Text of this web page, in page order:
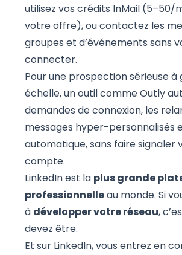
utilisez vos crédits InMail (5–50/
votre offre), ou contactez les
groupes et d’événements sans
connecter.
Pour une prospection sérieuse à
échelle, un outil commeOutly
demandes de connexion, les
messages hyper-personnalisés
automatique, sans faire signaler
compte.
LinkedIn est la plus grande
professionnelleau monde. Si
à développer votre réseau,
devez être.
Et sur LinkedIn, vous entrez en